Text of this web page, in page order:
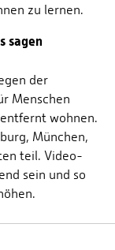
zu lernen.
sagen
der
Menschen
wohnen.
München,
teil. Video-
sein und so